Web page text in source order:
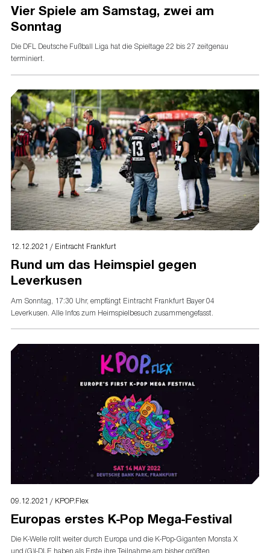
Vier Spiele am Samstag, zwei am
Sonntag
Die DFL Deutsche Fußball Liga hat die Spieltage 22 bis 27 zeitgenau
terminiert.
12.12.2021 / Eintracht Frankfurt
Rund um das Heimspiel gegen
Leverkusen
Am Sonntag, 17:30 Uhr, empfängt Eintracht Frankfurt Bayer 04
Leverkusen. Alle Infos zum Heimspielbesuch zusammengefasst.
09.12.2021 / KPOP.Flex
Europas erstes K-Pop Mega-Festival
Die K-Welle rollt weiter durch Europa und die K-Pop-Giganten Monsta X